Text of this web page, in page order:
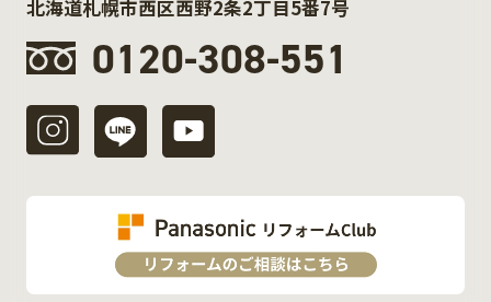
北海道札幌市西区西野2条2丁目5番7号
0120-308-551